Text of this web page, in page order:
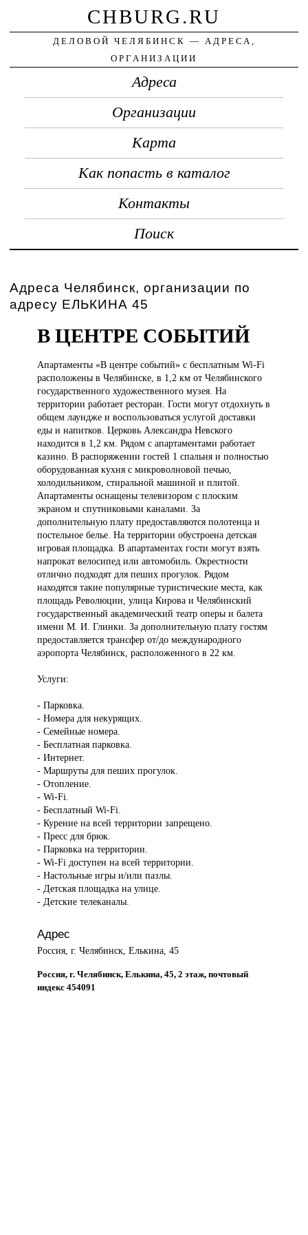
CHBURG.RU
ДЕЛОВОЙ ЧЕЛЯБИНСК — АДРЕСА,
ОРГАНИЗАЦИИ
Адреса
Организации
Карта
Как попасть в каталог
Контакты
Поиск
Адреса Челябинск, организации по
адресу ЕЛЬКИНА 45
В ЦЕНТРЕ СОБЫТИЙ
Апартаменты «Вцентре событий» с бесплатным Wi-Fi
расположены в Челябинске, в 1,2 км от Челябинского
государственного художественного музея. На
территории работает ресторан. Гости могут отдохнуть в
общем лаундже и воспользоваться услугой доставки
еды и напитков. Церковь Александра Невского
находится в 1,2 км. Рядом с апартаментами работает
казино. В распоряжении гостей 1 спальня и полностью
оборудованная кухня с микроволновой печью,
холодильником, стиральной машиной и плитой.
Апартаменты оснащены телевизором с плоским
экраном и спутниковыми каналами. За
дополнительную плату предоставляются полотенца и
постельное белье. На территории обустроена детская
игровая площадка. В апартаментах гости могут взять
напрокат велосипед или автомобиль. Окрестности
отлично подходят для пеших прогулок. Рядом
находятся такие популярные туристические места, как
площадь Революции, улица Кирова и Челябинский
государственный академический театр оперы и балета
имени М. И. Глинки. За дополнительную плату гостям
предоставляется трансфер от/до международного
аэропорта Челябинск, расположенного в 22 км.
Услуги:
- Парковка.
- Номера для некурящих.
- Семейные номера.
- Бесплатная парковка.
- Интернет.
- Маршруты для пеших прогулок.
- Отопление.
- Wi-Fi.
- Бесплатный Wi-Fi.
- Курение на всей территории запрещено.
- Пресс для брюк.
- Парковка на территории.
- Wi-Fi доступен на всей территории.
- Настольные игры и/или пазлы.
- Детская площадка на улице.
- Детские телеканалы.
Адрес
Россия, г. Челябинск, Елькина, 45
Россия, г. Челябинск, Елькина, 45, 2 этаж, почтовый
индекс 454091